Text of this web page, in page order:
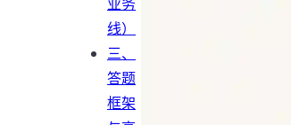
线）
三、
答题
框架